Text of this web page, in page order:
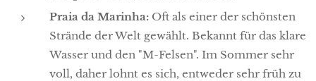
Praia da Marinha: Oft als einer der schönsten
Strände der Welt gewählt. Bekannt für das klare
Wasser und den "M-Felsen". Im Sommer sehr
voll, daher lohnt es sich, entweder sehr früh zu